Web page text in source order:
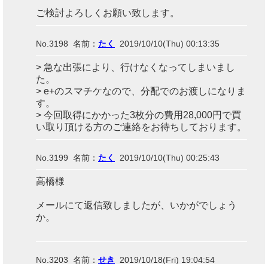
ご検討よろしくお願い致します。
No.3198 名前： たく 2019/10/10(Thu) 00:13:35
> 急な出張により、行けなくなってしまいまし
た。
> e+のスマチケなので、分配でのお渡しになりま
す。
> 今回取得にかかった3枚分の費用28,000円で買
い取り頂ける方のご連絡をお待ちしております。
No.3199 名前： たく 2019/10/10(Thu) 00:25:43
高橋様
メールにて返信致しましたが、いかがでしょう
か。
No.3203 名前： せき 2019/10/18(Fri) 19:04:54